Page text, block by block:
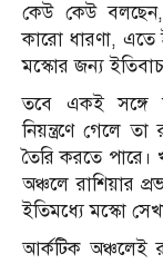
কেউ কেউ বলছেন,
কারো ধারণা,
মস্কোর জন্য
তবে একই সঙ্গে
নিয়ন্ত্রণে গেলে
তৈরি করতে পারে।
অঞ্চলে রাশিয়ার
ইতিমধ্যে মস্কো
আর্কটিক অঞ্চলেই